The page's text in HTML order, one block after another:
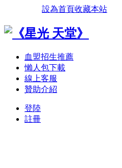
設為首頁收藏本站
血盟招生推薦
懶人包下載
線上客服
贊助介紹
登陸
註冊